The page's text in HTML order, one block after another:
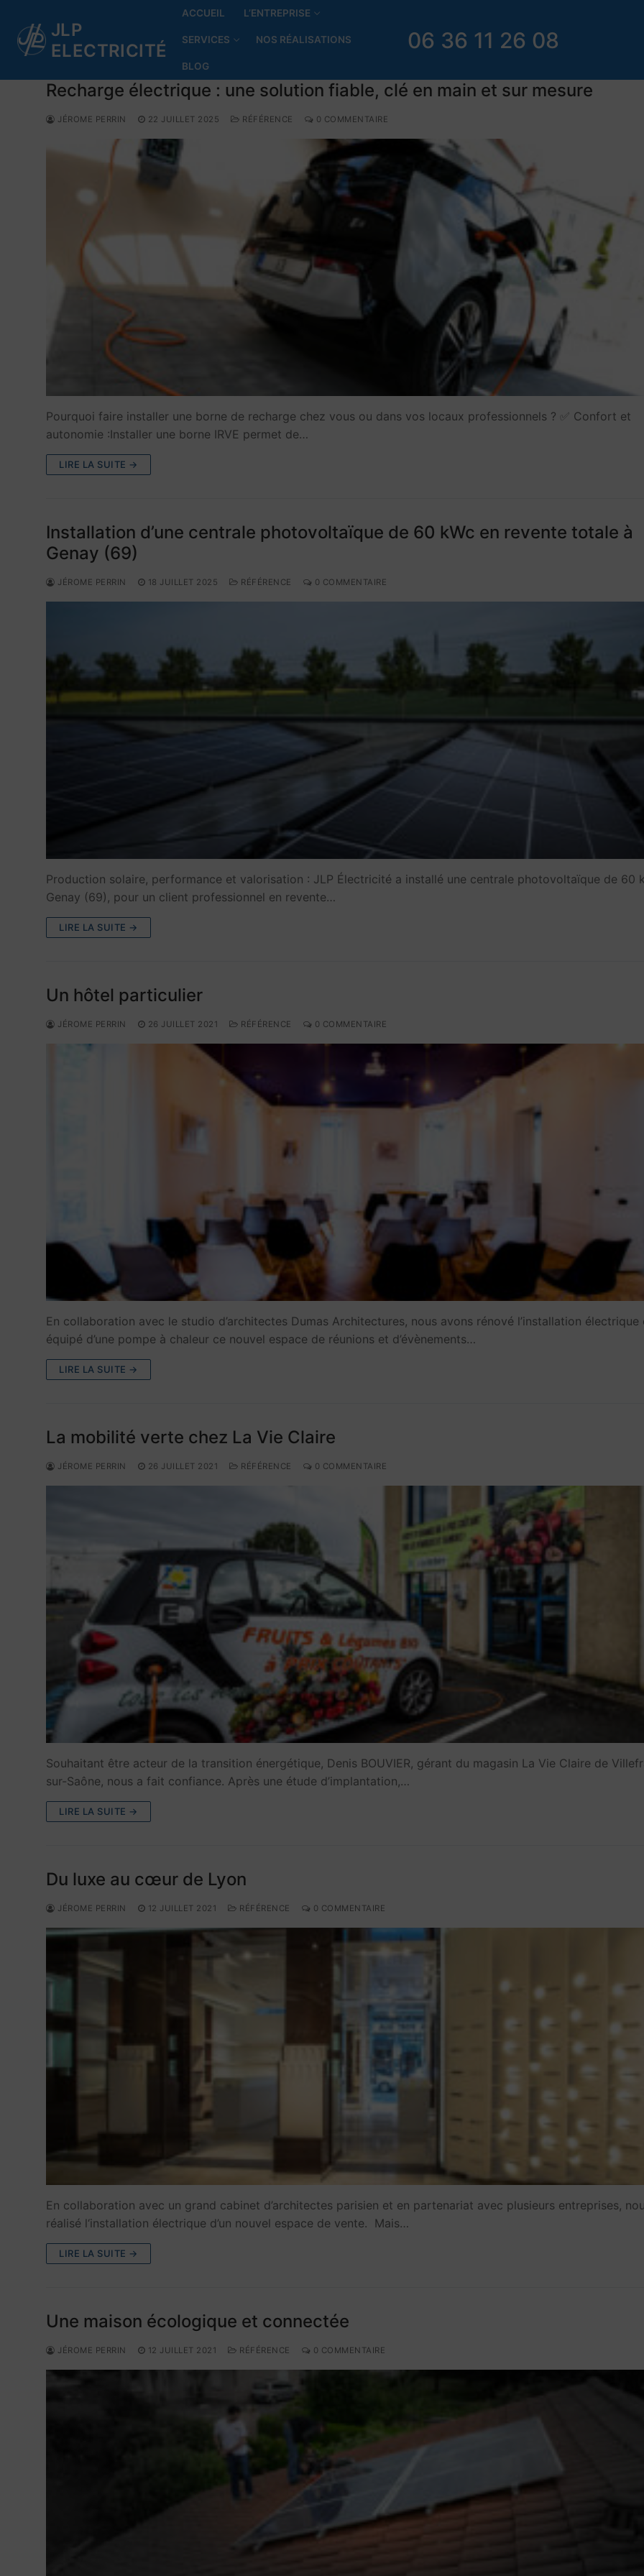
JLP
ELECTRICITÉ
ACCUEIL L’ENTREPRISE
SERVICES NOS RÉALISATIONS
BLOG
06 36 11 26 08
Recharge électrique : une solution fiable, clé en main et sur mesure
JÉROME PERRIN 22 JUILLET 2025 RÉFÉRENCE 0 COMMENTAIRE
Pourquoi faire installer une borne de recharge chez vous ou dans vos locaux professionnels ? ✅ Confort et
autonomie :Installer une borne IRVE permet de…
LIRE LA SUITE →
Installation d’une centrale photovoltaïque de 60 kWc en revente totale à
Genay (69)
JÉROME PERRIN 18 JUILLET 2025 RÉFÉRENCE 0 COMMENTAIRE
Production solaire, performance et valorisation : JLP Électricité a installé une centrale photovoltaïque de 60
Genay (69), pour un client professionnel en revente…
LIRE LA SUITE →
Un hôtel particulier
JÉROME PERRIN 26 JUILLET 2021 RÉFÉRENCE 0 COMMENTAIRE
En collaboration avec le studio d’architectes Dumas Architectures, nous avons rénové l’installation électrique
équipé d’une pompe à chaleur ce nouvel espace de réunions et d’évènements…
LIRE LA SUITE →
La mobilité verte chez La Vie Claire
JÉROME PERRIN 26 JUILLET 2021 RÉFÉRENCE 0 COMMENTAIRE
Souhaitant être acteur de la transition énergétique, Denis BOUVIER, gérant du magasin La Vie Claire de
sur-Saône, nous a fait confiance. Après une étude d’implantation,…
LIRE LA SUITE →
Du luxe au cœur de Lyon
JÉROME PERRIN 12 JUILLET 2021 RÉFÉRENCE 0 COMMENTAIRE
En collaboration avec un grand cabinet d’architectes parisien et en partenariat avec plusieurs entreprises,
réalisé l‘installation électrique d’un nouvel espace de vente. Mais…
LIRE LA SUITE →
Une maison écologique et connectée
JÉROME PERRIN 12 JUILLET 2021 RÉFÉRENCE 0 COMMENTAIRE